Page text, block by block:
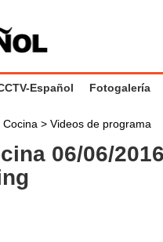
Español Fotogalería
Cocina > Videos de programa
06/06/